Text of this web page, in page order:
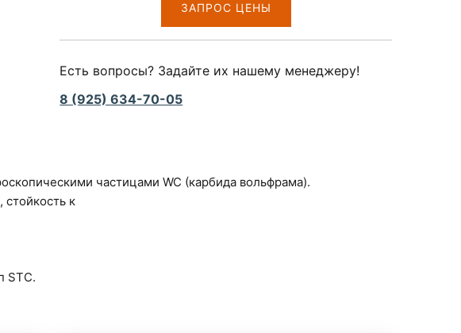
ЗАПРОС ЦЕНЫ
Есть вопросы? Задайте их нашему менеджеру!
8 (925) 634-70-05
частицами WC (карбида вольфрама).
к
STC.